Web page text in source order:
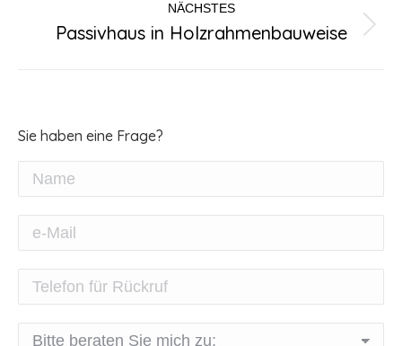
NÄCHSTES
Nächster
Passivhaus in Holzrahmenbauweise
Sie haben eine Frage?